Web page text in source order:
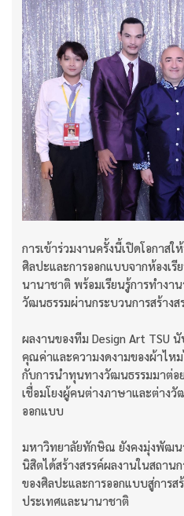
การเข้าร่วมงานครั้งนี้เปิดโอกาส
ศิลปะและการออกแบบจากห้องเรี
นานาชาติ พร้อมเรียนรู้การทำงา
วัฒนธรรมผ่านกระบวนการสร้าง
ผลงานของทีม Design Art TSU
คุณค่าและความงดงามของผ้าไห
กับการนำทุนทางวัฒนธรรมมาต่อ
เชื่อมโยงผู้คนต่างภาษาและต่าง
ออกแบบ
มหาวิทยาลัยทักษิณ ยังคงมุ่งพัฒน
นิสิตได้สร้างสรรค์ผลงานในสถา
ของศิลปะและการออกแบบสู่การ
ประเทศและนานาชาติ